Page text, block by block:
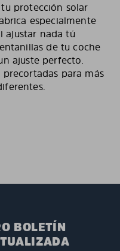
protección solar
especialmente
ajustar nada tú
de tu coche
ajuste perfecto.
para más
BOLETÍN